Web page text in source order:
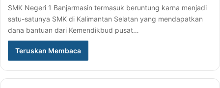
SMK Negeri 1 Banjarmasin termasuk beruntung karna menjadi
satu-satunya SMK di Kalimantan Selatan yang mendapatkan
dana bantuan dari Kemendikbud pusat…
Teruskan Membaca